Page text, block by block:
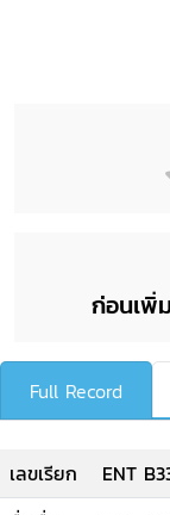
ก่อนเพิ่
Full Record
เลขเรียก
ENT